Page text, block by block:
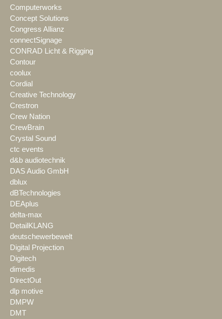
Computerworks
Concept Solutions
Congress Allianz
connectSignage
CONRAD Licht & Rigging
Contour
coolux
Cordial
Creative Technology
Crestron
Crew Nation
CrewBrain
Crystal Sound
ctc events
d&b audiotechnik
DAS Audio GmbH
dblux
dBTechnologies
DEAplus
delta-max
DetailKLANG
deutschewerbewelt
Digital Projection
Digitech
dimedis
DirectOut
dlp motive
DMPW
DMT